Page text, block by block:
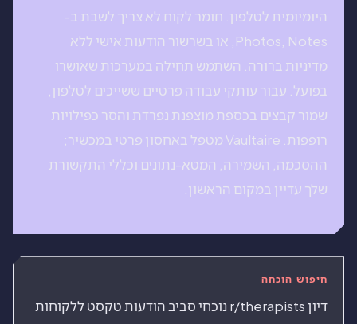
היומיומית לטלפון. חומר לקוח לא צריך לשבת ב-
Photos, Notes, או בשרשור הודעות אישי ללא
מדיניות ברורה. השתמש תחילה במערכות שאושרו
בפועל. עבור עותקי עבודה פרטיים ששייכים לטלפון,
שמור קבצים בכספת מוצפנת נפרדת והסר כפילויות
רופפות. Vaultaire מטפל באחסון פרטי במכשיר;
ההסכמה, השמירה, המטא-נתונים וכללי התקשורת
שלך עדיין במקום הראשון.
חיפוש הוכחה
דיון r/therapists נוכחי סביב הודעות טקסט ללקוחות